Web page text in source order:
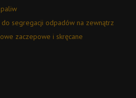
segregacji odpadów na zewnątrz
zaczepowe i skręcane